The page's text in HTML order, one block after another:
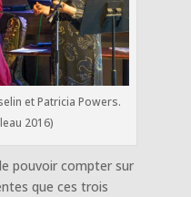
et Patricia Powers.
2016)
pouvoir compter sur
que ces trois